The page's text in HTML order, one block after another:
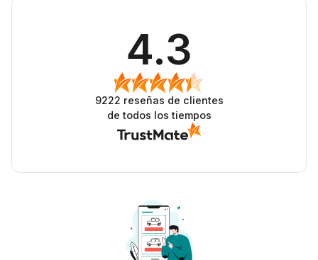
4.3
9222 reseñas de clientes
de todos los tiempos